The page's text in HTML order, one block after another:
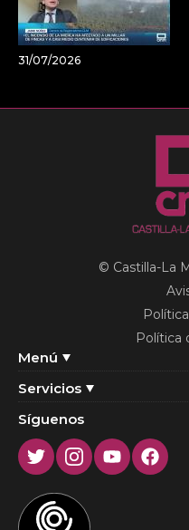
31/07/2026
Menú
Servicios
© Castilla-La
Política
Síguenos
TwitterInstagram
Youtube